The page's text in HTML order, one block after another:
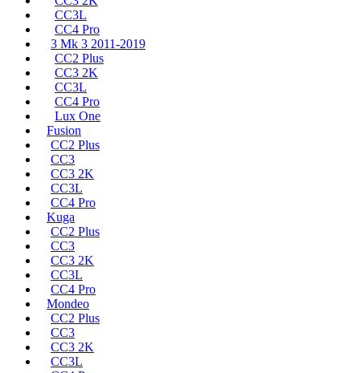
CC3L
CC4 Pro
3 Mk 3 2011-2019
CC2 Plus
CC3 2K
CC3L
CC4 Pro
Lux One
Fusion
CC2 Plus
CC3
CC3 2K
CC3L
CC4 Pro
Kuga
CC2 Plus
CC3
CC3 2K
CC3L
CC4 Pro
Mondeo
CC2 Plus
CC3
CC3 2K
CC3L